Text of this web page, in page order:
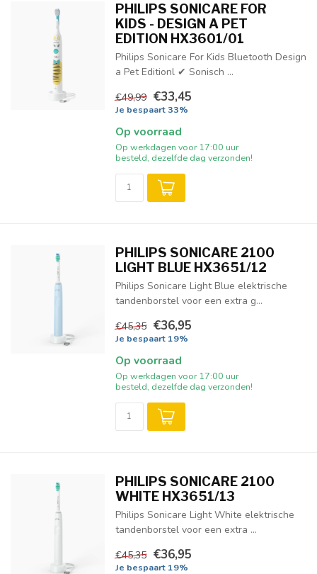
PHILIPS SONICARE FOR
KIDS - DESIGN A PET
EDITION HX3601/01
Philips Sonicare For Kids Bluetooth Design
a Pet Editionl ✔ Sonisch ...
€49,99 €33,45
Je bespaart 33%
Op voorraad
Op werkdagen voor 17:00 uur
besteld, dezelfde dag verzonden!
PHILIPS SONICARE 2100
LIGHT BLUE HX3651/12
Philips Sonicare Light Blue elektrische
tandenborstel voor een extra g...
€45,35 €36,95
Je bespaart 19%
Op voorraad
Op werkdagen voor 17:00 uur
besteld, dezelfde dag verzonden!
PHILIPS SONICARE 2100
WHITE HX3651/13
Philips Sonicare Light White elektrische
tandenborstel voor een extra ...
€45,35 €36,95
Je bespaart 19%